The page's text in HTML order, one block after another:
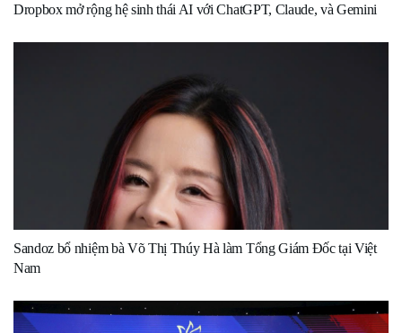
Dropbox mở rộng hệ sinh thái AI với ChatGPT, Claude, và Gemini
Sandoz bổ nhiệm bà Võ Thị Thúy Hà làm Tổng Giám Đốc tại Việt
Nam